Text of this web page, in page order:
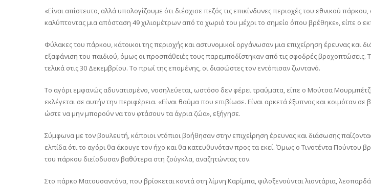
«Είναι απίστευτο, αλλά υπολογίζουμε ότι διέσχισε πεζός τις επικίνδυνες περιοχές του εθνικού
καλύπτοντας μια απόσταση 49 χιλιομέτρων από το χωριό του μέχρι το σημείο όπου βρέθηκε», είπε ο
Φύλακες του πάρκου, κάτοικοι της περιοχής και αστυνομικοί οργάνωσαν μια επιχείρηση έρευνας και
εξαφάνιση του παιδιού, όμως οι προσπάθειές τους παρεμποδίστηκαν από τις σφοδρές βροχοπτώσεις.
τελικά στις 30 Δεκεμβρίου. Το πρωί της επομένης, οι διασώστες τον εντόπισαν ζωντανό.
Το αγόρι εμφανώς αδυνατισμένο, νοσηλεύεται, ωστόσο δεν φέρει τραύματα, είπε ο Μούτσα
εκλέγεται σε αυτήν την περιφέρεια. «Είναι θαύμα που επιβίωσε. Είναι αρκετά έξυπνος και κοιμόταν
ώστε να μην μπορούν να τον φτάσουν τα άγρια ζώα», εξήγησε.
Σύμφωνα με τον βουλευτή, κάποιοι ντόπιοι βοήθησαν στην επιχείρηση έρευνας και διάσωσης
ελπίδα ότι το αγόρι θα άκουγε τον ήχο και θα κατευθυνόταν προς τα εκεί. Όμως ο Τινοτέντα Πούντου
του πάρκου διείσδυσαν βαθύτερα στη ζούγκλα, αναζητώντας τον.
Στο πάρκο Ματουσαντόνα, που βρίσκεται κοντά στη λίμνη Καρίμπα, φιλοξενούνται λιοντάρια,